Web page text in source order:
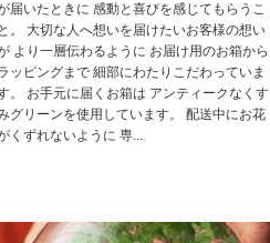
届いたときに 感動と喜びを感じてもらうこ
と。 大切な人へ想いを届けたいお客様の想い
より一層伝わるように お届け用のお箱から
ッピングまで 細部にわたりこだわっていま
。 お手元に届くお箱は アンティークなくす
グリーンを使用しています。 配送中にお花
くずれないように 専...